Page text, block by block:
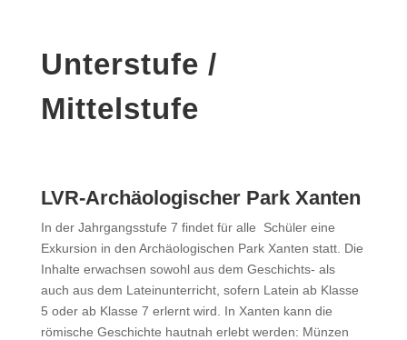
Unterstufe /
Mittelstufe
LVR-Archäologischer Park Xanten
In der Jahrgangsstufe 7 findet für alle Schüler eine
Exkursion in den Archäologischen Park Xanten statt. Die
Inhalte erwachsen sowohl aus dem Geschichts- als
auch aus dem Lateinunterricht, sofern Latein ab Klasse
5 oder ab Klasse 7 erlernt wird. In Xanten kann die
römische Geschichte hautnah erlebt werden: Münzen